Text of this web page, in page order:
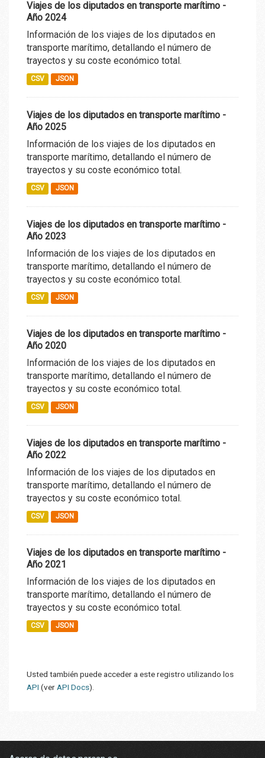
Viajes de los diputados en transporte marítimo -
Año 2024
Información de los viajes de los diputados en
transporte marítimo, detallando el número de
trayectos y su coste económico total.
CSV JSON
Viajes de los diputados en transporte marítimo -
Año 2025
Información de los viajes de los diputados en
transporte marítimo, detallando el número de
trayectos y su coste económico total.
CSV JSON
Viajes de los diputados en transporte marítimo -
Año 2023
Información de los viajes de los diputados en
transporte marítimo, detallando el número de
trayectos y su coste económico total.
CSV JSON
Viajes de los diputados en transporte marítimo -
Año 2020
Información de los viajes de los diputados en
transporte marítimo, detallando el número de
trayectos y su coste económico total.
CSV JSON
Viajes de los diputados en transporte marítimo -
Año 2022
Información de los viajes de los diputados en
transporte marítimo, detallando el número de
trayectos y su coste económico total.
CSV JSON
Viajes de los diputados en transporte marítimo -
Año 2021
Información de los viajes de los diputados en
transporte marítimo, detallando el número de
trayectos y su coste económico total.
CSV JSON
Usted también puede acceder a este registro utilizando los
API (ver API Docs).